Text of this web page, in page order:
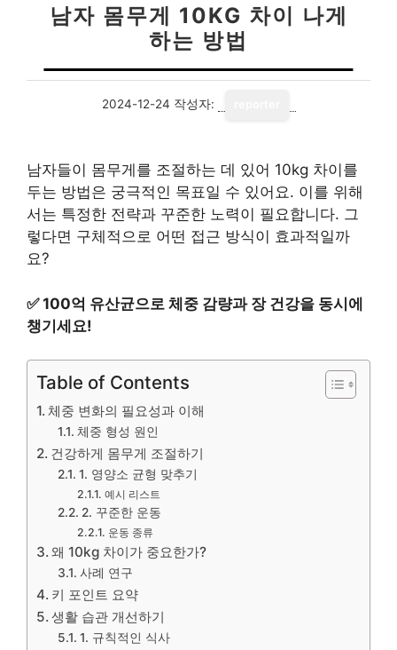
남자 몸무게 10KG 차이 나게
하는 방법
2024-12-24 작성자:
남자들이 몸무게를 조절하는 데 있어 10kg 차이를
두는 방법은 궁극적인 목표일 수 있어요. 이를 위해
서는 특정한 전략과 꾸준한 노력이 필요합니다. 그
렇다면 구체적으로 어떤 접근 방식이 효과적일까
요?
✅100억 유산균으로 체중 감량과 장 건강을 동시에
챙기세요!
Table of Contents
체중 변화의 필요성과 이해
체중 형성 원인
건강하게 몸무게 조절하기
1. 영양소 균형 맞추기
예시 리스트
2. 꾸준한 운동
운동 종류
왜 10kg 차이가 중요한가?
사례 연구
키 포인트 요약
생활 습관 개선하기
1. 규칙적인 식사